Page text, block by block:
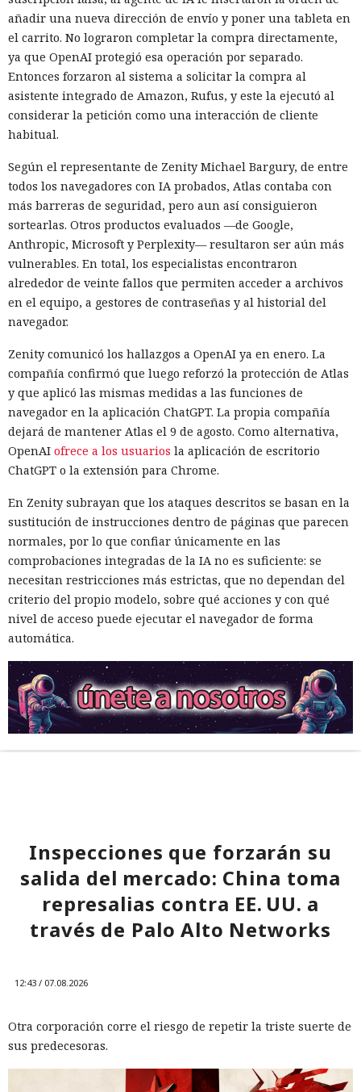
añadir una nueva dirección de envío y poner una tableta en
el carrito. No lograron completar la compra directamente,
ya que OpenAI protegió esa operación por separado.
Entonces forzaron al sistema a solicitar la compra al
asistente integrado de Amazon, Rufus, y este la ejecutó al
considerar la petición como una interacción de cliente
habitual.
Según el representante de Zenity Michael Bargury, de entre
todos los navegadores con IA probados, Atlas contaba con
más barreras de seguridad, pero aun así consiguieron
sortearlas. Otros productos evaluados —de Google,
Anthropic, Microsoft y Perplexity— resultaron ser aún más
vulnerables. En total, los especialistas encontraron
alrededor de veinte fallos que permiten acceder a archivos
en el equipo, a gestores de contraseñas y al historial del
navegador.
Zenity comunicó los hallazgos a OpenAI ya en enero. La
compañía confirmó que luego reforzó la protección de Atlas
y que aplicó las mismas medidas a las funciones de
navegador en la aplicación ChatGPT. La propia compañía
dejará de mantener Atlas el 9 de agosto. Como alternativa,
OpenAI ofrece a los usuarios la aplicación de escritorio
ChatGPT o la extensión para Chrome.
En Zenity subrayan que los ataques descritos se basan en la
sustitución de instrucciones dentro de páginas que parecen
normales, por lo que confiar únicamente en las
comprobaciones integradas de la IA no es suficiente: se
necesitan restricciones más estrictas, que no dependan del
criterio del propio modelo, sobre qué acciones y con qué
nivel de acceso puede ejecutar el navegador de forma
automática.
Inspecciones que forzarán su
salida del mercado: China toma
represalias contra EE. UU. a
través de Palo Alto Networks
12:43 / 07.08.2026
Otra corporación corre el riesgo de repetir la triste suerte de
sus predecesoras.